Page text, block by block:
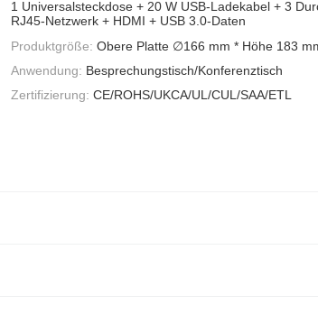
1 Universalsteckdose + 20 W USB-Ladekabel + 3
RJ45-Netzwerk + HDMI + USB 3.0-Daten
Produktgröße: Obere Platte ∅166 mm * Höhe 183
Anwendung: Besprechungstisch/Konferenztisch
Zertifizierung: CE/ROHS/UKCA/UL/CUL/SAA/ETL